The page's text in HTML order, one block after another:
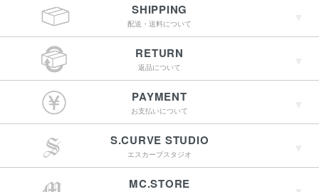
SHIPPING
配送・送料について
￥4,400（税込）以上
のご購入で送料無料
15:00までのご注文で
最短翌営業日配送
RETURN
返品について
→詳しくはこちらへ
PAYMENT
お支払いについて
S.CURVE STUDIO
エスカーブスタジオ
MC.STORE